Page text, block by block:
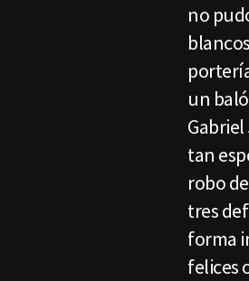
no
un
tan
robo
tres
forma
felices